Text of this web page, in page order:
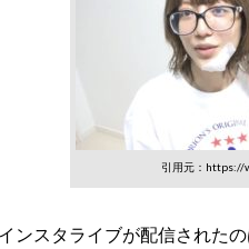
引用元：https://
ンスタライブが配信されたの